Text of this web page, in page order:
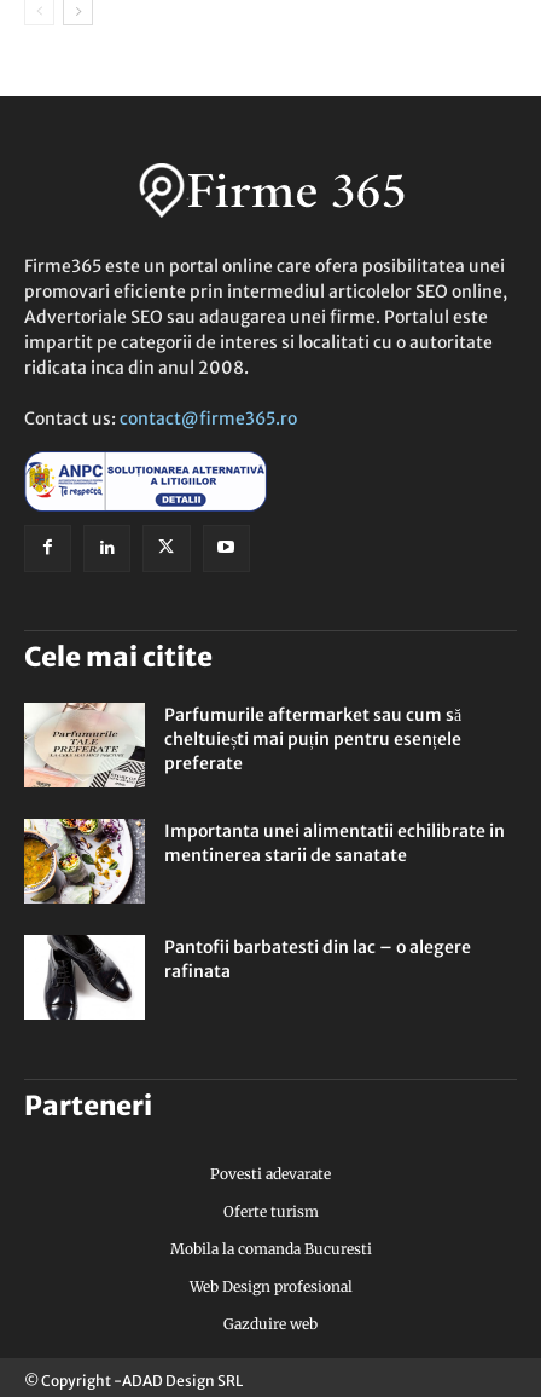
Firme365 este un portal online care ofera posibilitatea unei
promovari eficiente prin intermediul articolelor SEO online,
Advertoriale SEO sau adaugarea unei firme. Portalul este
impartit pe categorii de interes si localitati cu o autoritate
ridicata inca din anul 2008.
Contact us: contact@firme365.ro
Cele mai citite
Parfumurile aftermarket sau cum să
cheltuiești mai puțin pentru esențele
preferate
Importanta unei alimentatii echilibrate in
mentinerea starii de sanatate
Pantofii barbatesti din lac – o alegere
rafinata
Parteneri
Povesti adevarate
Oferte turism
Mobila la comanda Bucuresti
Web Design profesional
Gazduire web
© Copyright -ADAD Design SRL